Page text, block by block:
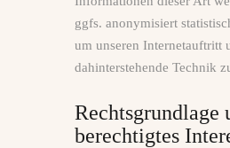
ggfs. anonymisiert
um unseren Internetauftritt
dahinterstehende Technik
Rechtsgrundlage
berechtigtes